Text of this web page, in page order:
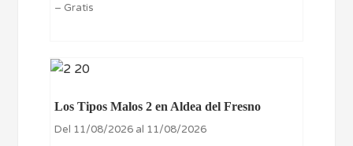
– Gratis
Los Tipos Malos 2 en Aldea del Fresno
Del 11/08/2026 al 11/08/2026